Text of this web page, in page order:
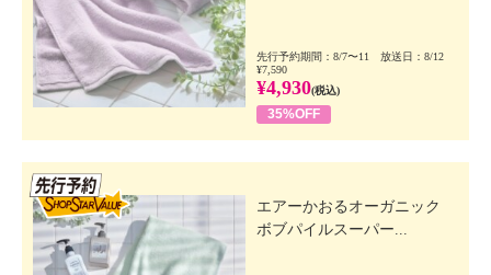
先行予約期間：8/7〜11 放送日：8/12
¥7,590
¥4,930(税込)
35%OFF
エアーかおるオーガニック
ボブパイルスーパー...